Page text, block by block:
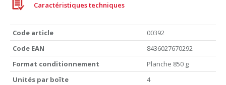
Caractéristiques techniques
Code article
00392
Code EAN
8436027670292
Format conditionnement
Planche 850 g
Unités par boîte
4